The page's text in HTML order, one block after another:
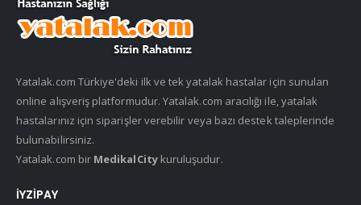
Yatalak.com Türkiye'deki ilk ve tek yatalak hastalar için sunulan
online alışveriş platformudur. Yatalak.com aracılığı ile, yatalak
hastalarınız için siparişler verebilir veya bazı destek taleplerinde
bulunabilirsiniz.
Yatalak.com bir MedikalCitykuruluşudur.
İYZIPAY